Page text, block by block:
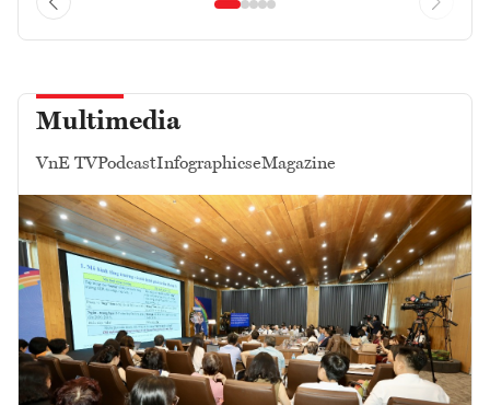
Multimedia
VnE TVPodcastInfographicseMagazine